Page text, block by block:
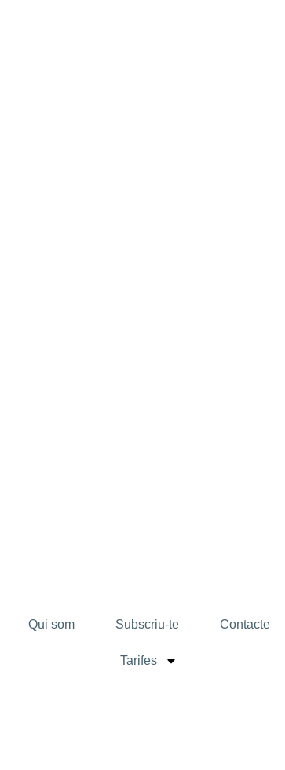
Qui som Subscriu-te Contacte
Tarifes